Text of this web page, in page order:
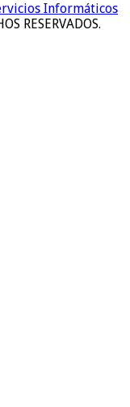
Informáticos
RESERVADOS.